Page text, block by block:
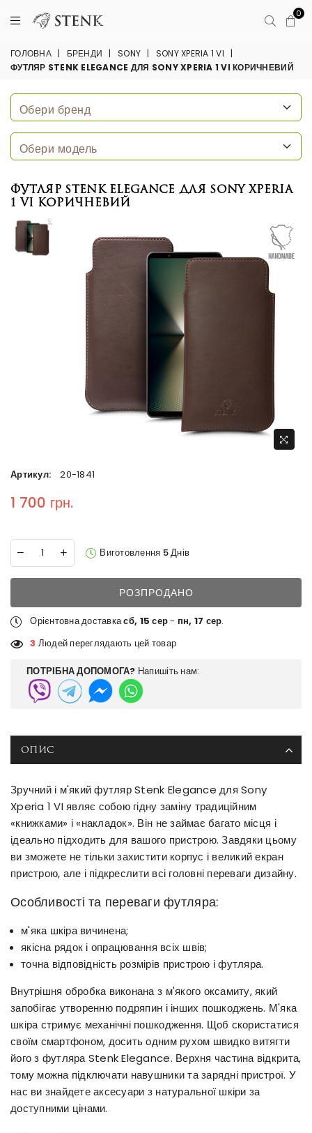
0
ГОЛОВНА | БРЕНДИ | SONY | SONY XPERIA 1 VI
|
ФУТЛЯР STENK ELEGANCE ДЛЯ SONY XPERIA 1 VI КОРИЧНЕВИЙ
Футляр Stenk Elegance для Sony Xperia
1 VI Коричневий
Артикул: 20-1841
Regular price
1 700 грн.
Виготовлення 5 Днів
РОЗПРОДАНО
Орієнтовна доставкасб, 15 сер- пн, 17 сер.
3 Людей переглядають цей товар
ПОТРІБНА ДОПОМОГА? Напишіть нам:
ОПИС
Зручний і м'який футляр Stenk Elegance для Sony
Xperia 1 VI являє собою гідну заміну традиційним
«книжками» і «накладок». Він не займає багато місця і
ідеально підходить для вашого пристрою. Завдяки цьому
ви зможете не тільки захистити корпус і великий екран
пристрою, але і підкреслити всі головні переваги дизайну.
Особливості та переваги футляра:
м'яка шкіра вичинена;
якісна рядок і опрацювання всіх швів;
точна відповідність розмірів пристрою і футляра.
Внутрішня обробка виконана з м'якого оксамиту, який
запобігає утворенню подряпин і інших пошкоджень. М'яка
шкіра стримує механічні пошкодження. Щоб скористатися
своїм смартфоном, досить одним рухом швидко витягти
його з футляра Stenk Elegance. Верхня частина відкрита,
тому можна підключати навушники та зарядні пристрої. У
нас ви знайдете аксесуари з натуральної шкіри за
доступними цінами.